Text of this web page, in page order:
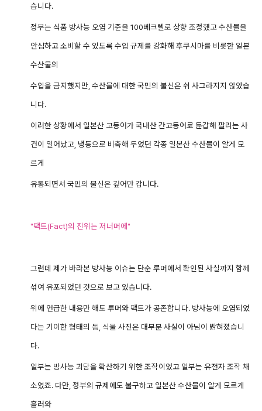
습니다.
정부는 식품 방사능 오염 기준을 100베크렐로 상향 조정했고 수산물을
안심하고 소비할 수 있도록 수입 규제를 강화해 후쿠시마를 비롯한 일본
수산물의
수입을 금지했지만, 수산물에 대한 국민의 불신은 쉬 사그라지지 않았습
니다.
이러한 상황에서 일본산 고등어가 국내산 간고등어로 둔갑해 팔리는 사
건이 일어났고, 냉동으로 비축해 두었던 각종 일본산 수산물이 알게 모
르게
유통되면서 국민의 불신은 깊어만 갑니다.
"팩트(Fact)의 진위는 저너머에"
그런데 제가 바라본 방사능 이슈는 단순 루머에서 확인된 사실까지 함께
섞여 유포되었던 것으로 보고 있습니다.
위에 언급한 내용만 해도 루머와 팩트가 공존합니다. 방사능에 오염되었
다는 기이한 형태의 동, 식물 사진은 대부분 사실이 아님이 밝혀졌습니
다.
일부는 방사능 괴담을 확산하기 위한 조작이었고 일부는 유전자 조작 채
소였죠. 다만, 정부의 규제에도 불구하고 일본산 수산물이 알게 모르게
흘러와